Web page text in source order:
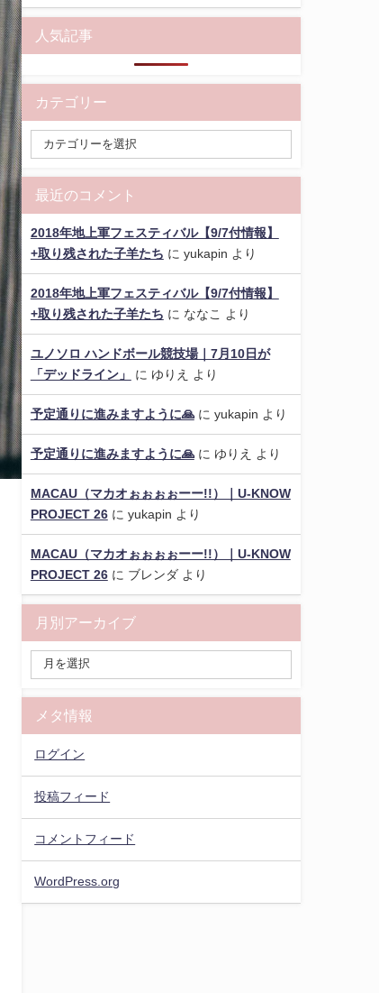
人気記事
カテゴリー
最近のコメント
2018年地上軍フェスティバル【9/7付情報】
+取り残された子羊たち に yukapin より
2018年地上軍フェスティバル【9/7付情報】
+取り残された子羊たち に ななこ より
ユノソロ ハンドボール競技場｜7月10日が
「デッドライン」
に ゆりえ より
予定通りに進みますように🙏に yukapin より
予定通りに進みますように🙏に ゆりえ より
MACAU（マカオぉぉぉぉーー!!）｜U-KNOW
PROJECT 26に yukapin より
MACAU（マカオぉぉぉぉーー!!）｜U-KNOW
PROJECT 26に ブレンダより
月別アーカイブ
メタ情報
ログイン
投稿フィード
コメントフィード
WordPress.org